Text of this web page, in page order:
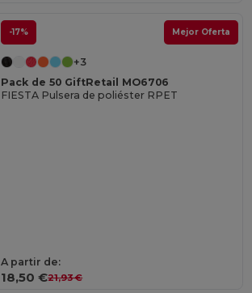
-17% Mejor Oferta
+3
Pack de 50 GiftRetail MO6706
FIESTA Pulsera de poliéster RPET
A partir de:
18,50 €21,93 €